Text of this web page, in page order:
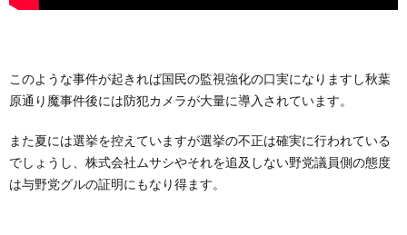
このような事件が起きれば国民の監視強化の口実になりますし秋葉
原通り魔事件後には防犯カメラが大量に導入されています。
また夏には選挙を控えていますが選挙の不正は確実に行われている
でしょうし、株式会社ムサシやそれを追及しない野党議員側の態度
は与野党グルの証明にもなり得ます。